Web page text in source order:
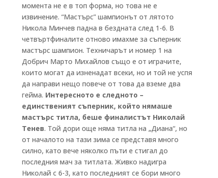
момента не е в топ форма, но това не е
извинение. “Мастърс” шампионът от лятото
Никола Минчев падна в бездната след 1-6. В
четвъртфиналите отново имахме за съперник
мастърс шампион. Техничарът и номер 1 на
Добрич Марто Михайлов също е от играчите,
които могат да изненадат всеки, но и той не успя
да направи нещо повече от това да вземе два
гейма. Интересното е следното –
единственият съперник, който нямаше
мастърс титла, беше финалистът Николай
Тенев. Той дори още няма титла на „Диана“, но
от началото на тази зима се представя много
силно, като вече няколко пъти е стигал до
последния мач за титлата. Живко надигра
Николай с 6-3, като последният се бори много